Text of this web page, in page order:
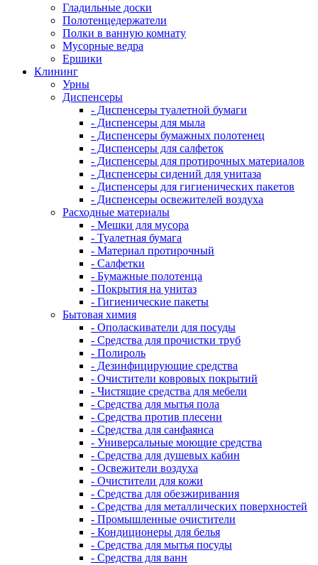
Гладильные доски
Полотенцедержатели
Полки в ванную комнату
Мусорные ведра
Ершики
Клининг
Урны
Диспенсеры
- Диспенсеры туалетной бумаги
- Диспенсеры для мыла
- Диспенсеры бумажных полотенец
- Диспенсеры для салфеток
- Диспенсеры для протирочных материалов
- Диспенсеры сидений для унитаза
- Диспенсеры для гигиенических пакетов
- Диспенсеры освежителей воздуха
Расходные материалы
- Мешки для мусора
- Туалетная бумага
- Материал протирочный
- Салфетки
- Бумажные полотенца
- Покрытия на унитаз
- Гигиенические пакеты
Бытовая химия
- Ополаскиватели для посуды
- Средства для прочистки труб
- Полироль
- Дезинфицирующие средства
- Очистители ковровых покрытий
- Чистящие средства для мебели
- Средства для мытья пола
- Средства против плесени
- Средства для санфаянса
- Универсальные моющие средства
- Средства для душевых кабин
- Освежители воздуха
- Очистители для кожи
- Средства для обезжиривания
- Средства для металлических поверхностей
- Промышленные очистители
- Кондиционеры для белья
- Средства для мытья посуды
- Средства для ванн